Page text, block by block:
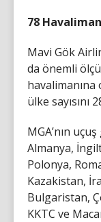
78
Mavi Gök
da önemli
ülke sayısını
MGA’nın
Almanya,
Polonya,
Kazakistan,
Bulgaristan,
KKTC ve